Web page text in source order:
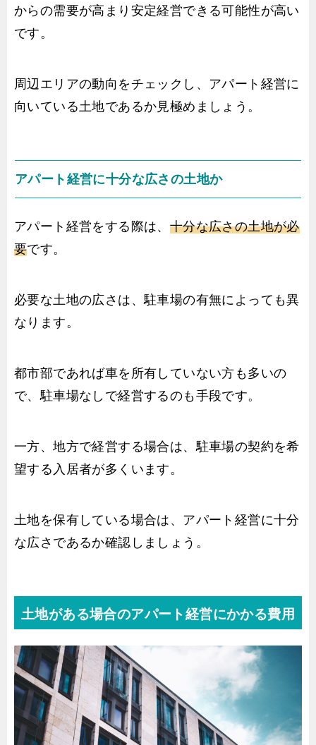
からの需要が高まり安定経営できる可能性が高い
です。
周辺エリアの動向をチェックし、アパート経営に
向いている土地であるか見極めましょう。
アパート経営に十分な広さの土地か
アパート経営をする際は、 十分な広さの土地が必
要です。
必要な土地の広さは、駐車場の有無によっても異
なります。
都市部であれば車を所有していない方も多いの
で、駐車場なしで経営するのも手段です。
一方、地方で経営する場合は、駐車場の契約を希
望する入居者が多くいます。
土地を保有している場合は、アパート経営に十分
な広さであるか確認しましょう。
土地がある場合のアパート経営にかかる費用